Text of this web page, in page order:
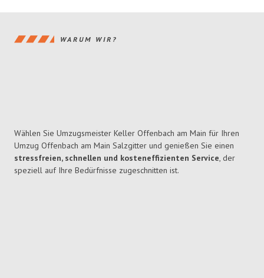
WARUM WIR?
Wählen Sie Umzugsmeister Keller Offenbach am Main für Ihren
Umzug Offenbach am Main Salzgitter und genießen Sie einen
stressfreien, schnellen und kosteneffizienten Service, der
speziell auf Ihre Bedürfnisse zugeschnitten ist.